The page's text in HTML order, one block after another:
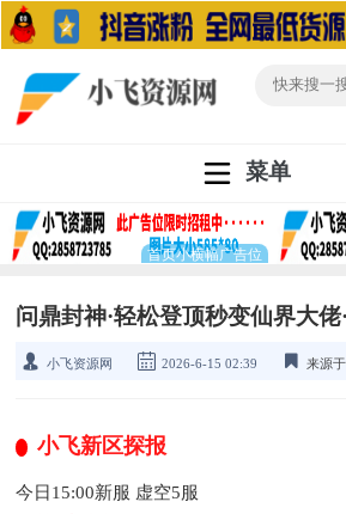
菜单
问鼎封神·轻松登顶秒变仙界大佬
小飞资源网 2026-6-15 02:39 来源
小飞新区探报
今日15:00新服 虚空5服